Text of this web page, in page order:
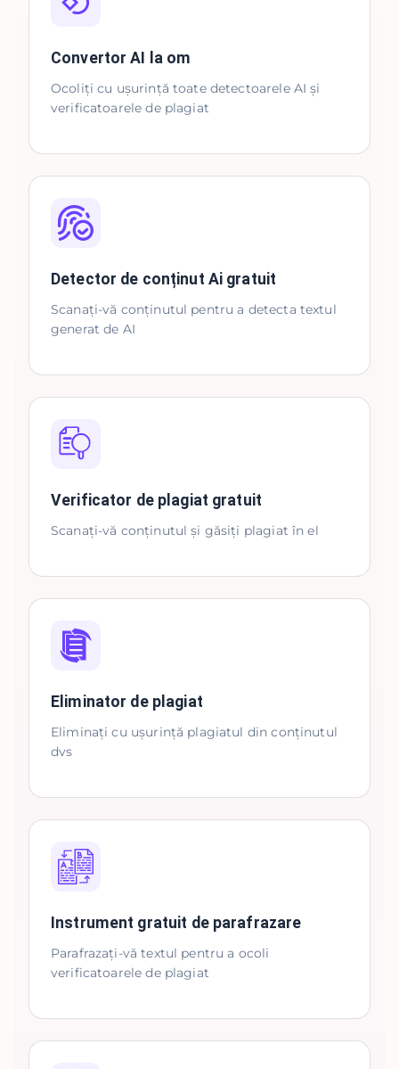
Convertor AI la om
Ocoliți cu ușurință toate detectoarele AI și
verificatoarele de plagiat
Detector de conținut Ai gratuit
Scanați-vă conținutul pentru a detecta textul
generat de AI
Verificator de plagiat gratuit
Scanați-vă conținutul și găsiți plagiat în el
Eliminator de plagiat
Eliminați cu ușurință plagiatul din conținutul
dvs
Instrument gratuit de parafrazare
Parafrazați-vă textul pentru a ocoli
verificatoarele de plagiat